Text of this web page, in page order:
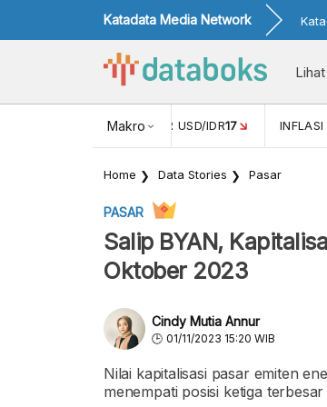
Katadata Media Network
Makro
NILAI TUKAR USD/IDR17
Home Data Stories Pasar
PASAR
Salip BYAN,
Oktober 2023
Cindy Mutia Annur
01/11/2023 15:20 WIB
Nilai kapitalisasi pasar emiten
menempati posisi ketiga